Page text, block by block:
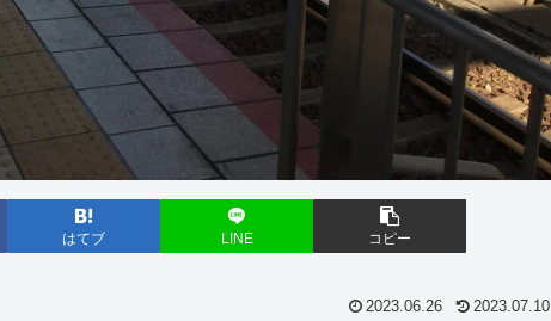
はてブ LINE コピー
2023.06.26 2023.07.10